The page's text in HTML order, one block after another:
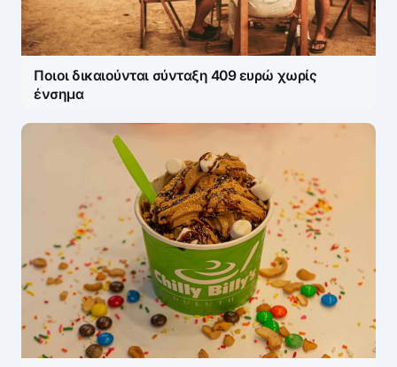
Ποιοι δικαιούνται σύνταξη 409 ευρώ χωρίς
ένσημα